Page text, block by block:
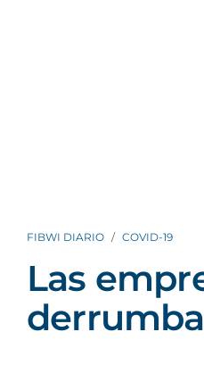
FIBWI DIARIO COVID-19
Las